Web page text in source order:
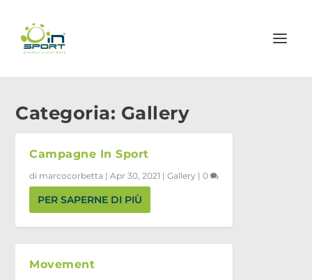
Categoria: Gallery
Campagne In Sport
di marcocorbetta |Apr 30, 2021 |Gallery |0
PER SAPERNE DI PIÙ
Movement